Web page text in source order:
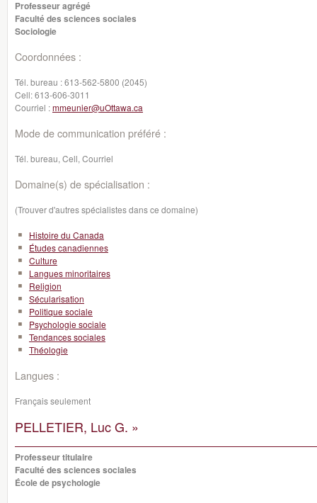
Professeur agrégé
Faculté des sciences sociales
Sociologie
Coordonnées :
Tél. bureau :613-562-5800 (2045)
Cell:613-606-3011
Courriel :mmeunier@uOttawa.ca
Mode de communication préféré :
Tél. bureau, Cell, Courriel
Domaine(s) de spécialisation :
(Trouver d'autres spécialistes dans ce domaine)
Histoire du Canada
Études canadiennes
Culture
Langues minoritaires
Religion
Sécularisation
Politique sociale
Psychologie sociale
Tendances sociales
Théologie
Langues :
Français seulement
PELLETIER, Luc G. »
Professeur titulaire
Faculté des sciences sociales
École de psychologie